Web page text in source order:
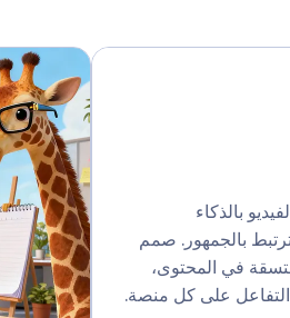
بالذكاء
بالجمهور. صمم
في المحتوى،
التفاعل على كل منصة.